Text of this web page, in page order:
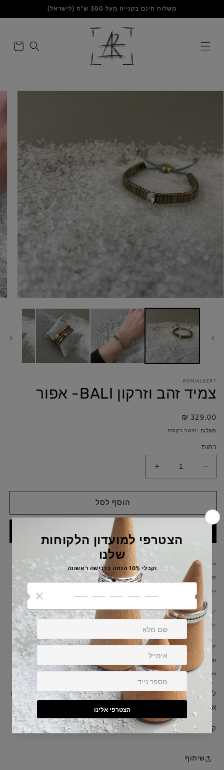
משלוח חינם בקנייה מעל 300 ש"ח (לישראל)
הקניות
דלג
RONIALBERT
צמיד זהב וזרקון BALI- אפור
מחיר
מלא
329.00 ₪
משלוח יחושב בקופה
כמות
כמות
ל
זהב
וזרקון
הוסף
כמות
ל
זהב
אפור
הוסף לסל
Buy it now
צמיד מהמם עם זרקון מרכזי ואבני המטייט בצבע זהב עם חוט אפור, וחרוזי כסף 925 בציפוי זהב.
הצמיד מיוצר בעבודת יד, הציפוי הוא ציפוי זהב מיקרוני עבה ועמיד במיוחד.
הצמיד יפה לענידה לבדו, ומושלם במיוחד בשילוב עם צמידים נוספים כמו בתמונות.
*ניתן להתקלח עם הצמיד.
*הצמיד ONE SIZE וניתן להתאים אותו לכל המידות.
*הכנת ההזמנה לאיסוף/ משלוח אורכת עד 5 ימי עסקים.
זמני הגעת משלוחים 2-5 ימי עסקים.
כל התכשיטים מיוצרים בעבודת יד אצלנו בסטודיו וזמן ההכנה של כל אחד מפורט כאן למעלה.
לכל שאלה אנא התקשרו /שלחו WhatsApp למספר 050-4923634
או שלחו לנו מייל Ronka.al1@gmail.com
קנייה מהנה :)
שיתוף